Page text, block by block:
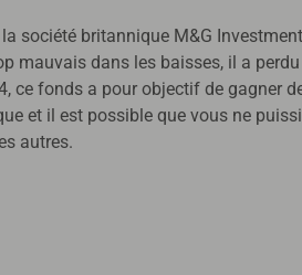
société britannique M&G
mauvais dans les baisses, il a
fonds a pour objectif de gagner
et il est possible que vous ne
autres.